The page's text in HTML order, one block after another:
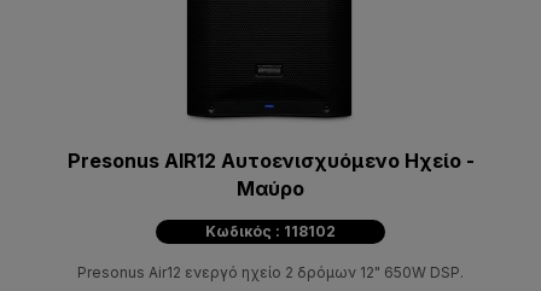
Presonus AIR12 Αυτοενισχυόμενο Ηχείο -
Μαύρο
Κωδικός : 118102
Presonus Air12 ενεργό ηχείο 2 δρόμων 12" 650W DSP.